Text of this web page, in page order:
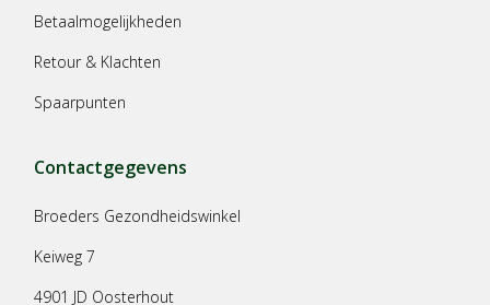
Betaalmogelijkheden
Retour & Klachten
Spaarpunten
Contactgegevens
Broeders Gezondheidswinkel
Keiweg 7
4901 JD Oosterhout